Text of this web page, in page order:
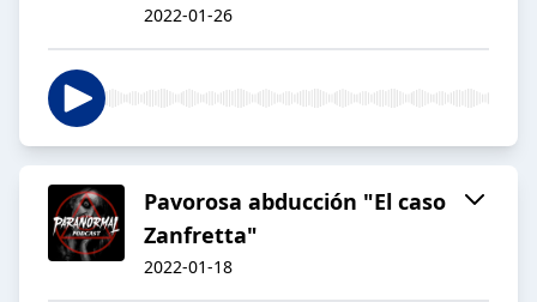
2022-01-26
Pavorosa abducción "El caso
Zanfretta"
2022-01-18